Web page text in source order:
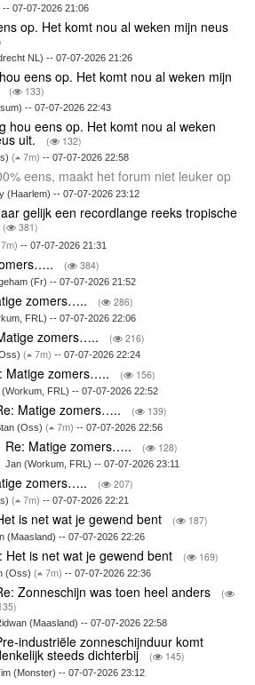
07-07-2026 21:06
op. Het komt nou al weken mijn neus
NL) -- 07-07-2026 21:26
eens op. Het komt nou al weken mijn
( 133)
-- 07-07-2026 22:43
hou eens op. Het komt nou al weken
uit. ( 132)
( 7m) -- 07-07-2026 22:58
eens, maakt het forum niet leuker op
(Haarlem) -- 07-07-2026 23:12
gelijk een recordlange reeks tropische
( 381)
7m) -- 07-07-2026 21:31
( 384)
(Fr) -- 07-07-2026 21:52
zomers….. ( 286)
FRL) -- 07-07-2026 22:06
zomers….. ( 216)
( 7m) -- 07-07-2026 22:24
Matige zomers….. ( 156)
(Workum, FRL) -- 07-07-2026 22:52
Matige zomers….. ( 139)
(Oss) ( 7m) -- 07-07-2026 22:56
Re: Matige zomers….. ( 128)
Jan (Workum, FRL) -- 07-07-2026 23:11
zomers….. ( 207)
( 7m) -- 07-07-2026 22:21
is net wat je gewend bent ( 187)
(Maasland) -- 07-07-2026 22:26
Het is net wat je gewend bent ( 169)
(Oss)( 7m) -- 07-07-2026 22:36
Zonneschijn was toen heel anders
(
(Maasland) -- 07-07-2026 22:58
industriële zonneschijnduur komt
steeds dichterbij ( 145)
(Monster) -- 07-07-2026 23:12